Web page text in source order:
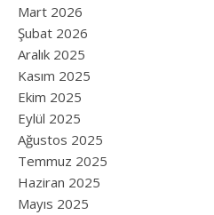
Mart 2026
Şubat 2026
Aralık 2025
Kasım 2025
Ekim 2025
Eylül 2025
Ağustos 2025
Temmuz 2025
Haziran 2025
Mayıs 2025